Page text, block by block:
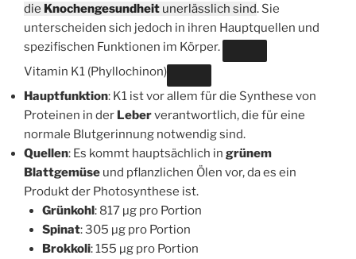
die Knochengesundheit unerlässlich sind. Sie
unterscheiden sich jedoch in ihren Hauptquellen und
spezifischen Funktionen im Körper.
Vitamin K1 (Phyllochinon)
Hauptfunktion: K1 ist vor allem für die Synthese von
Proteinen in der Leberverantwortlich, die für eine
normale Blutgerinnung notwendig sind.
Quellen: Es kommt hauptsächlich in grünem
Blattgemüse und pflanzlichen Ölen vor, da es ein
Produkt der Photosynthese ist.
Grünkohl: 817 µg pro Portion
Spinat: 305 µg pro Portion
Brokkoli: 155 µg pro Portion